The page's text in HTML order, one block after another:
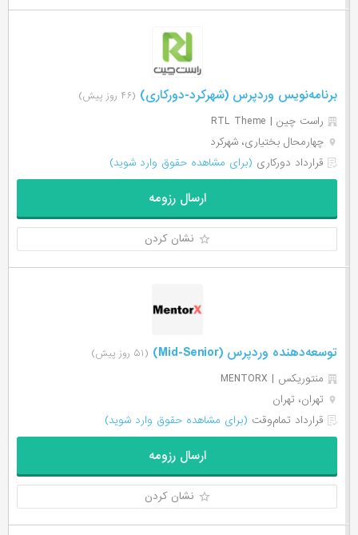
برنامه‌نویس وردپرس (شهرکرد-دورکاری) (۴۶ روز پیش)
راست چین | RTL Theme
چهارمحال بختیاری، شهرکرد
قرارداد دورکاری (برای مشاهده حقوق وارد شوید)
ارسال رزومه
نشان کردن
توسعه‌دهنده وردپرس (Mid-Senior) (۵۱ روز پیش)
منتوریکس | MENTORX
تهران، تهران
قرارداد تمام‌وقت (برای مشاهده حقوق وارد شوید)
ارسال رزومه
نشان کردن